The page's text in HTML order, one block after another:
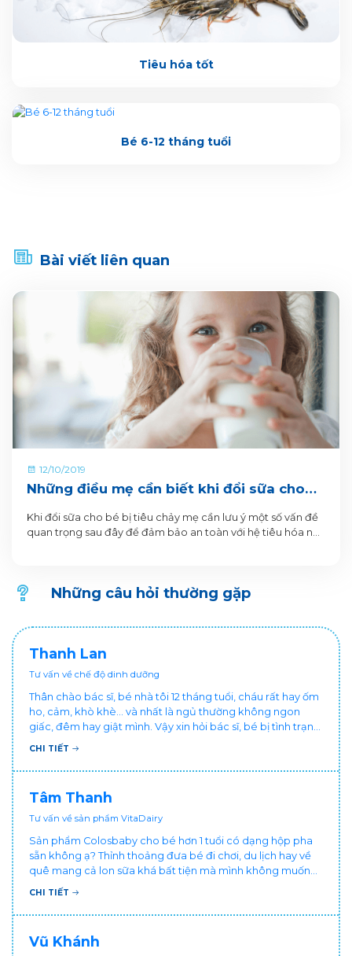
Tiêu hóa tốt
Bé 6-12 tháng tuổi
Bài viết liên quan
12/10/2019
Những điều mẹ cần biết khi đổi sữa cho
bé bị tiêu chảy
Khi đổi sữa cho bé bị tiêu chảy mẹ cần lưu ý một số vấn đề
quan trọng sau đây để đảm bảo an toàn với hệ tiêu hóa non
Những câu hỏi thường gặp
Thanh Lan
Tư vấn về chế độ dinh dưỡng
Thân chào bác sĩ, bé nhà tôi 12 tháng tuổi, cháu rất hay ốm
ho, cảm, khò khè... và nhất là ngủ thường không ngon
giấc, đêm hay giật mình. Vậy xin hỏi bác sĩ, bé bị tình trạng
vậy nên làm sao để con khỏe mạnh và ngủ ngon giấc hơn
chăm cháu hay ốm ạ?. Cảm ơn bác sĩ.
CHI TIẾT
Tâm Thanh
Tư vấn về sản phẩm VitaDairy
Sản phẩm Colosbaby cho bé hơn 1 tuổi có dạng hộp pha
sẵn không ạ? Thỉnh thoảng đưa bé đi chơi, du lịch hay về
quê mang cả lon sữa khá bất tiện mà mình không muốn
đổi cho bé dùng sữa tươi hộp khác sợ bé nạ sữa ảnh
CHI TIẾT
Vũ Khánh